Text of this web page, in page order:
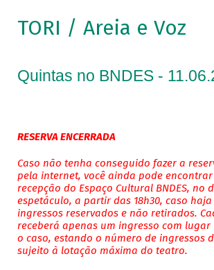
TORI / Areia e Voz
Quintas no BNDES -
RESERVA ENCERRADA
Caso não tenha conseguido fazer a
pela internet, você ainda pode
recepção do Espaço Cultural BNDES, no
espetáculo, a partir das 18h30, caso
ingressos reservados e não retirados.
receberá apenas um ingresso com
o caso, estando o número de ingressos
sujeito à lotação máxima do teatro.